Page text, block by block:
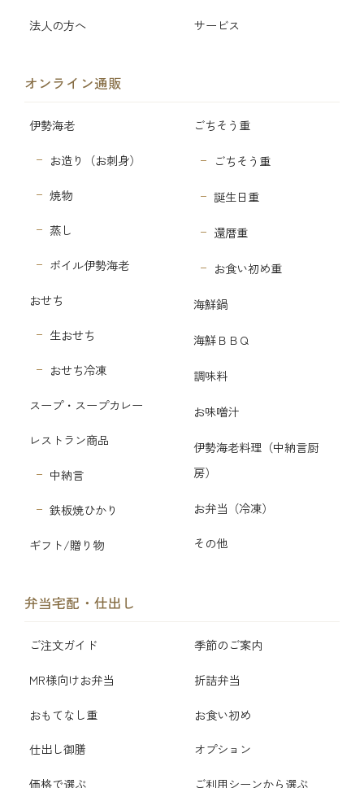
法人の方へ サービス
オンライン通販
伊勢海老
お造り（お刺身）
焼物
蒸し
ボイル伊勢海老
おせち
生おせち
おせち冷凍
スープ・スープカレー
レストラン商品
中納言
鉄板焼ひかり
ギフト/贈り物
ごちそう重
ごちそう重
誕生日重
還暦重
お食い初め重
海鮮鍋
海鮮ＢＢＱ
調味料
お味噌汁
伊勢海老料理（中納言厨
房）
お弁当（冷凍）
その他
弁当宅配・仕出し
ご注文ガイド 季節のご案内
MR様向けお弁当 折詰弁当
おもてなし重 お食い初め
仕出し御膳 オプション
価格で選ぶ ご利用シーンから選ぶ